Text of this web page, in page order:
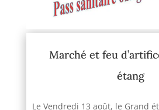
Marché et feu
étang
Le Vendredi 13 août, le Grand